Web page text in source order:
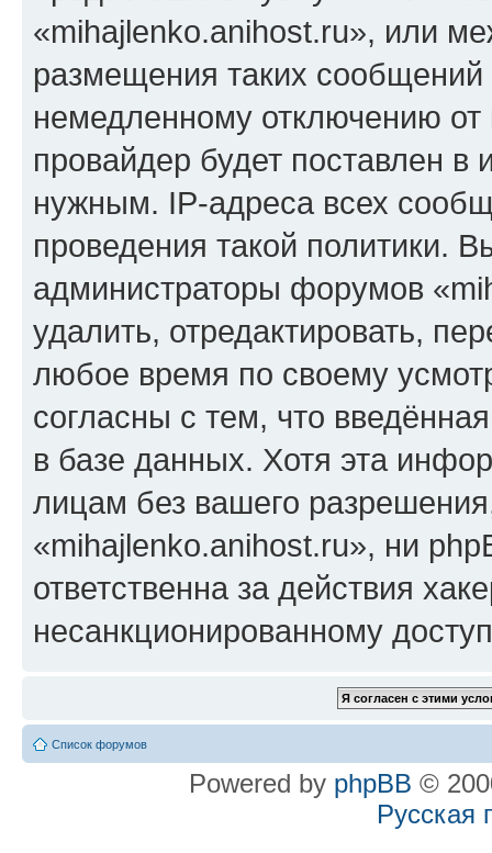
«mihajlenko.anihost.ru», или
размещения таких
немедленному отключению
провайдер будет поставлен в
нужным. IP-адреса всех
проведения такой политики.
администраторы форумов
удалить, отредактировать,
любое время по своему
согласны с тем, что
в базе данных. Хотя эта
лицам без вашего
«mihajlenko.anihost.ru», ни
ответственна за действия
несанкционированному
Список форумов
Powered by phpBB ©
Русская